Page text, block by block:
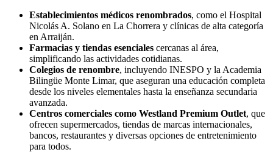
Establecimientos médicos renombrados, como el Hospital
Nicolás A. Solano en La Chorrera y clínicas de alta categoría
en Arraiján.
Farmacias y tiendas esenciales cercanas al área,
simplificando las actividades cotidianas.
Colegios de renombre, incluyendo INESPO y la Academia
Bilingüe Monte Limar, que aseguran una educación completa
desde los niveles elementales hasta la enseñanza secundaria
avanzada.
Centros comerciales como Westland Premium Outlet, que
ofrecen supermercados, tiendas de marcas internacionales,
bancos, restaurantes y diversas opciones de entretenimiento
para todos.